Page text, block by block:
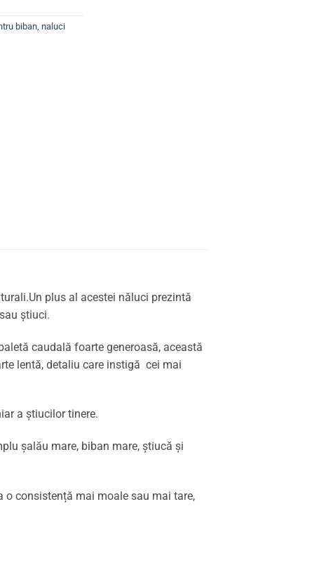
biban naluci
plus al acestei năluci prezintă
știuci.
caudală foarte generoasă, această
lentă, detaliu care instigă cei mai
a știucilor tinere.
șalău mare, biban mare, știucă și
o consistență mai moale sau mai tare,